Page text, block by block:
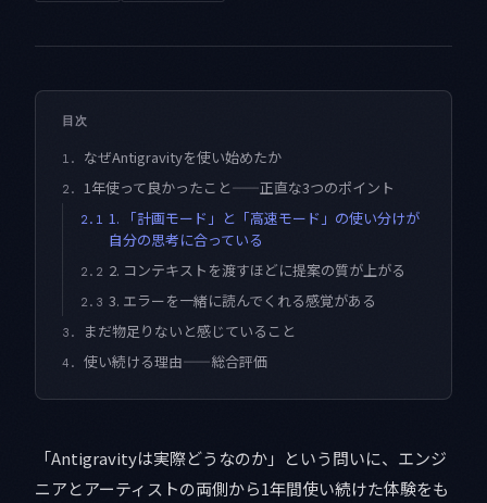
目次
1. なぜAntigravityを使い始めたか
2. 1年使って良かったこと——正直な3つのポイント
2.1 1. 「計画モード」と「高速モード」の使い分けが
自分の思考に合っている
2.2 2. コンテキストを渡すほどに提案の質が上がる
2.3 3. エラーを一緒に読んでくれる感覚がある
3. まだ物足りないと感じていること
4. 使い続ける理由——総合評価
「Antigravityは実際どうなのか」という問いに、エンジ
ニアとアーティストの両側から1年間使い続けた体験をも